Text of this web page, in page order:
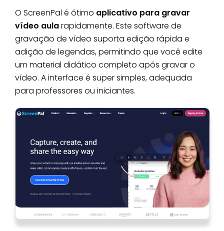
O ScreenPal é ótimo aplicativo para gravar
vídeo aularapidamente. Este software de
gravação de vídeo suporta edição rápida e
adição de legendas, permitindo que você edite
um material didático completo após gravar o
vídeo. A interface é super simples, adequada
para professores ou iniciantes.